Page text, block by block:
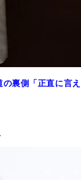
裏側「正直に言え